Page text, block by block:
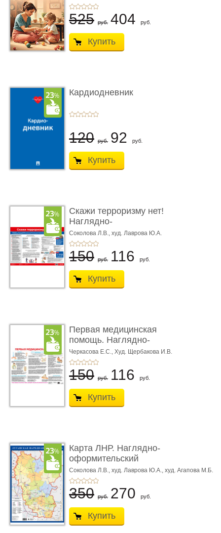
525 руб. 404 руб.
Купить
Кардиодневник
120 руб. 92 руб.
Купить
Скажи терроризму нет!
Наглядно-
оформительский ...
Соколова Л.В., худ. Лаврова Ю.А.
150 руб. 116 руб.
Купить
Первая медицинская
помощь. Наглядно-
оформител ...
Черкасова Е.С., Худ. Щербакова И.В.
150 руб. 116 руб.
Купить
Карта ЛНР. Наглядно-
оформительский
плакат
Соколова Л.В., худ. Лаврова Ю.А., худ. Агапова М.Б.
350 руб. 270 руб.
Купить